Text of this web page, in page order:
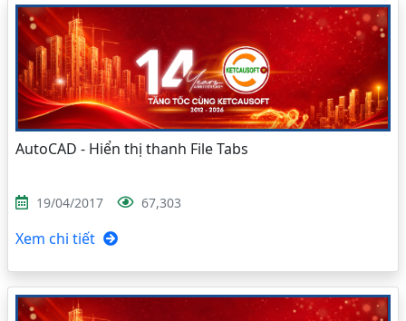
AutoCAD - Hiển thị thanh File Tabs
19/04/2017 67,303
Xem chi tiết